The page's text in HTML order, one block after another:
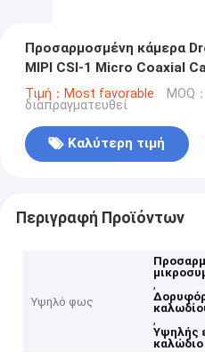
Προσαρμοσμένη κάμερα
MIPI CSI-1 Micro Coaxial
Τιμή：Most favorable MOQ
διαπραγματευθεί
Καλύτερη τιμή
Περιγραφή Προϊόντων
Υψηλό φως
,
,
Υψηλής
καλώδιο